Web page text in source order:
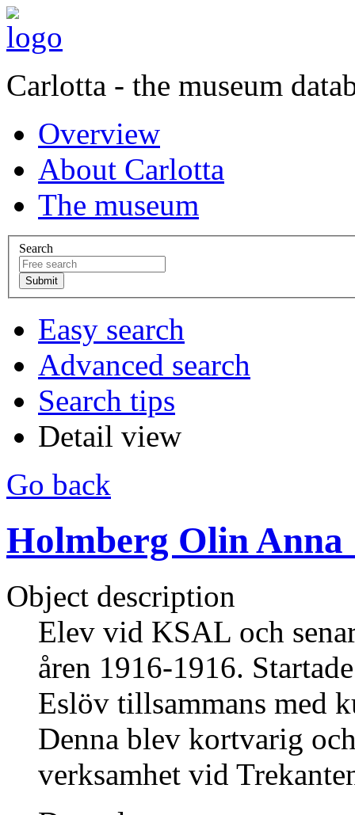
Carlotta - the museum
Overview
About Carlotta
The museum
Search
Easy search
Advanced search
Search tips
Detail view
Go back
Holmberg Olin Anna
Object description
Elev vid KSAL och
åren 1916-1916.
Eslöv tillsammans med
Denna blev kortvarig
verksamhet vid